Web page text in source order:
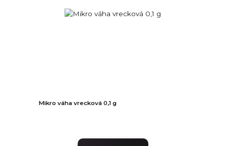
Mikro váha vrecková 0,1 g